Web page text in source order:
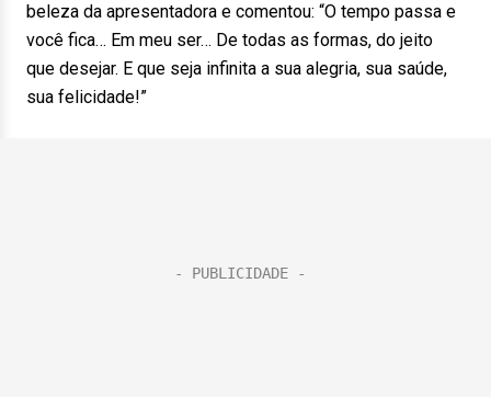
beleza da apresentadora e comentou: “O tempo passa e
você fica… Em meu ser… De todas as formas, do jeito
que desejar. E que seja infinita a sua alegria, sua saúde,
sua felicidade!”